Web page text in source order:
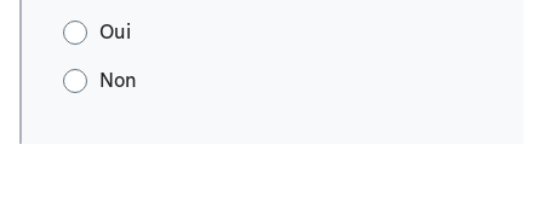
Oui
Non